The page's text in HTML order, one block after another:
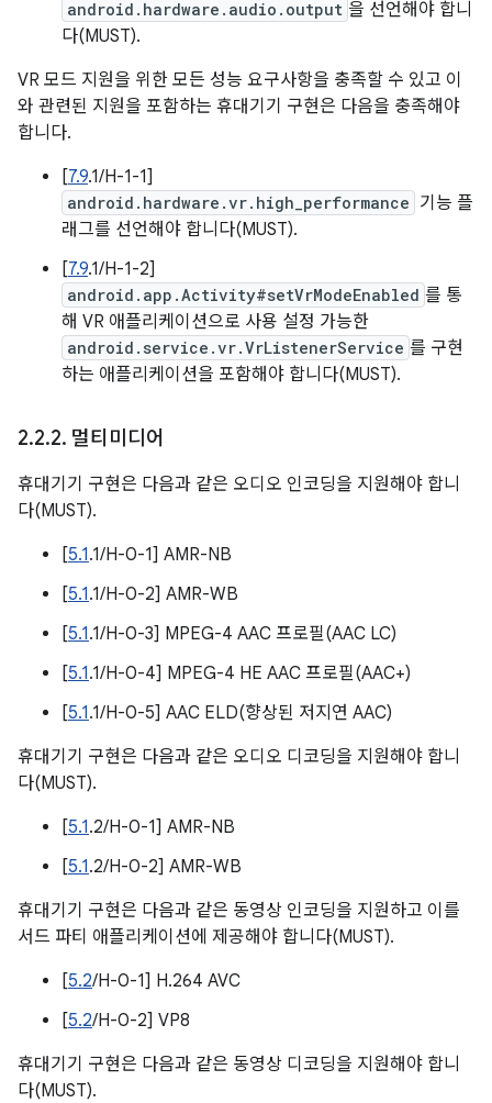
android.hardware.audio.output 을 선언해야 합니
다(MUST).
VR 모드 지원을 위한 모든 성능 요구사항을 충족할 수 있고 이
와 관련된 지원을 포함하는 휴대기기 구현은 다음을 충족해야
합니다.
[7.9.1/H-1-1]
android.hardware.vr.high_performance 기능 플
래그를 선언해야 합니다(MUST).
[7.9.1/H-1-2]
android.app.Activity#setVrModeEnabled 를 통
해 VR 애플리케이션으로 사용 설정 가능한
android.service.vr.VrListenerService 를 구현
하는 애플리케이션을 포함해야 합니다(MUST).
2.2.2. 멀티미디어
휴대기기 구현은 다음과 같은 오디오 인코딩을 지원해야 합니
다(MUST).
[5.1.1/H-0-1] AMR-NB
[5.1.1/H-0-2] AMR-WB
[5.1.1/H-0-3] MPEG-4 AAC 프로필(AAC LC)
[5.1.1/H-0-4] MPEG-4 HE AAC 프로필(AAC+)
[5.1.1/H-0-5] AAC ELD(향상된 저지연 AAC)
휴대기기 구현은 다음과 같은 오디오 디코딩을 지원해야 합니
다(MUST).
[5.1.2/H-0-1] AMR-NB
[5.1.2/H-0-2] AMR-WB
휴대기기 구현은 다음과 같은 동영상 인코딩을 지원하고 이를
서드 파티 애플리케이션에 제공해야 합니다(MUST).
[5.2/H-0-1] H.264 AVC
[5.2/H-0-2] VP8
휴대기기 구현은 다음과 같은 동영상 디코딩을 지원해야 합니
다(MUST).